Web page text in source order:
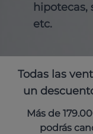
hipotecas,
etc.
Todas las
un
Más de
podrás